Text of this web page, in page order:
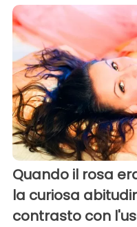
Quando il rosa
la curiosa
contrasto con